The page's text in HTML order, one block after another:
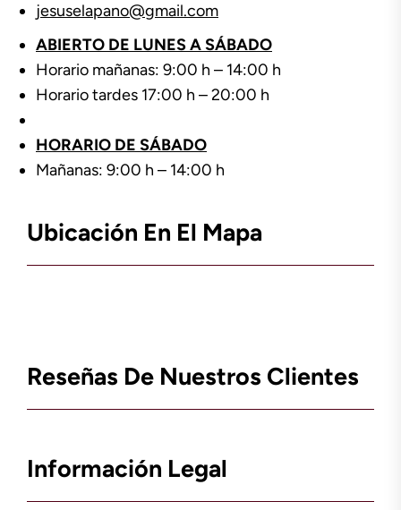
jesuselapano@gmail.com
ABIERTO DE LUNES A SÁBADO
Horario mañanas: 9:00 h – 14:00 h
Horario tardes 17:00 h – 20:00 h
HORARIO DE SÁBADO
Mañanas: 9:00 h – 14:00 h
Ubicación En El Mapa
Reseñas De Nuestros Clientes
Información Legal